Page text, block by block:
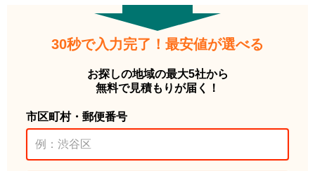
30秒で入力完了！最安値が選べる
お探しの地域の最大5社から
無料で見積もりが届く！
市区町村・郵便番号